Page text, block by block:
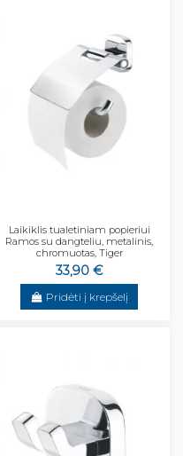
Laikiklis tualetiniam popieriui
Ramos su dangteliu, metalinis,
chromuotas, Tiger
33,90 €
Pridėti į krepšelį